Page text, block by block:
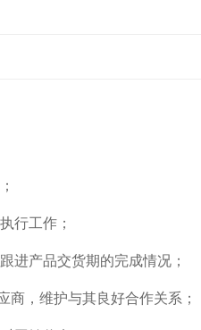
行工作；
进产品交货期的完成情况；
，维护与其良好合作关系；